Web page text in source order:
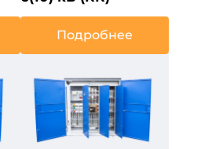
Подробнее